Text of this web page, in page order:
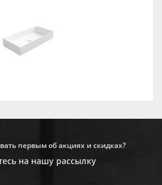
первым об акциях и скидках?
на нашу рассылку